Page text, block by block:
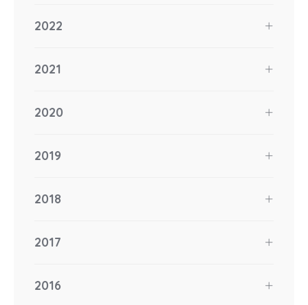
2022
2021
2020
2019
2018
2017
2016